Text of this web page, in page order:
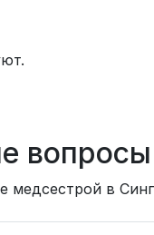
вопросы
медсестрой в